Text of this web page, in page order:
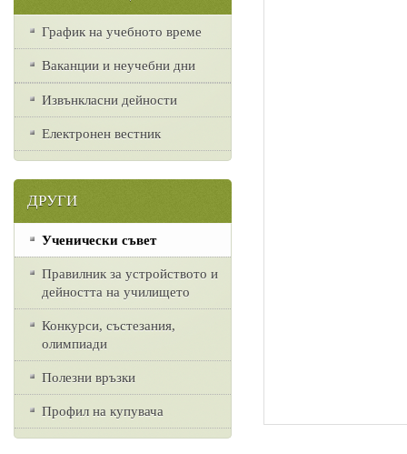
График на учебното време
Ваканции и неучебни дни
Извънкласни дейности
Електронен вестник
ДРУГИ
Ученически съвет
Правилник за устройството и
дейността на училището
Конкурси, състезания,
олимпиади
Полезни връзки
Профил на купувача